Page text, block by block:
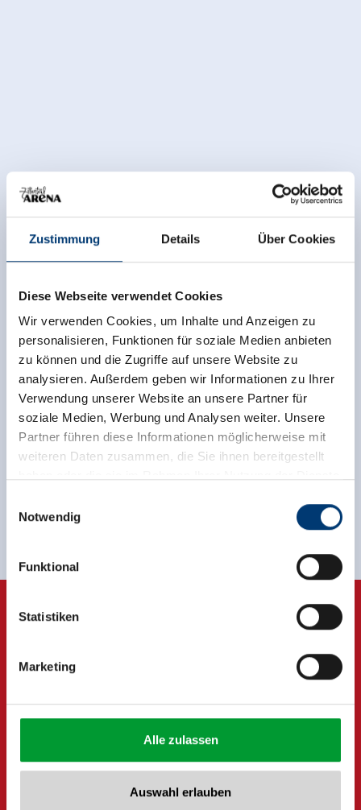
Zustimmung Details Über Cookies
Diese Webseite verwendet Cookies
Wir verwenden Cookies, um Inhalte und Anzeigen zu
personalisieren, Funktionen für soziale Medien anbieten
zu können und die Zugriffe auf unsere Website zu
analysieren. Außerdem geben wir Informationen zu Ihrer
Verwendung unserer Website an unsere Partner für
soziale Medien, Werbung und Analysen weiter. Unsere
Partner führen diese Informationen möglicherweise mit
weiteren Daten zusammen, die Sie ihnen bereitgestellt
Rohr 23// A-6280 Zell am Ziller
www.zillertalarena.com
Notwendig
Funktional
Statistiken
Marketing
Alle zulassen
Auswahl erlauben
back to overview
Sign up for the newsletter now!